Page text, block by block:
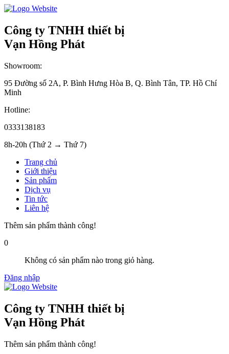
Công ty TNHH thiết bị
Vạn Hồng Phát
Showroom:
95 Đường số 2A, P. Bình Hưng Hòa B, Q. Bình Tân, TP. Hồ Chí
Minh
Hotline:
0333138183
8h-20h (Thứ 2 → Thứ 7)
Trang chủ
Giới thiệu
Sản phẩm
Dịch vụ
Tin tức
Liên hệ
Thêm sản phẩm thành công!
0
Không có sản phẩm nào trong giỏ hàng.
Đăng nhập
Công ty TNHH thiết bị
Vạn Hồng Phát
Thêm sản phẩm thành công!